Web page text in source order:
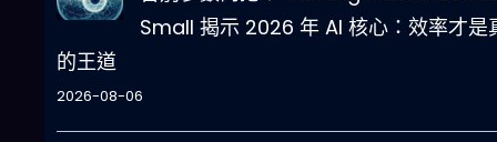
Small 揭示 2026 年 AI 核心：效率才是
的王道
2026-08-06